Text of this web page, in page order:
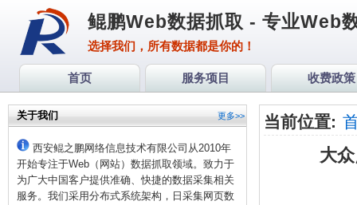
鲲鹏Web数据抓取 - 专业Web
选择我们，所有数据都是你的！
首页 服务项目 收费政策
更多>>
关于我们
西安鲲之鹏网络信息技术有限公司从2010年
开始专注于Web（网站）数据抓取领域。致力于
为广大中国客户提供准确、快捷的数据采集相关
服务。我们采用分布式系统架构，日采集网页数
当前位置:
大